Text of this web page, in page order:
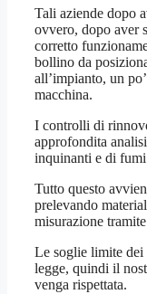
Tali aziende dopo
ovvero, dopo aver
corretto
bollino da
all’impianto, un
macchina.
I controlli di
approfondita
inquinanti e di
Tutto questo
prelevando
misurazione
Le soglie limite dei
legge, quindi il
venga rispettata.